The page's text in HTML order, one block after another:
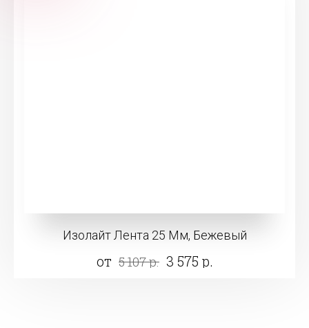
Изолайт Лента 25 Мм, Бежевый
от 5 107 р. 3 575 р.